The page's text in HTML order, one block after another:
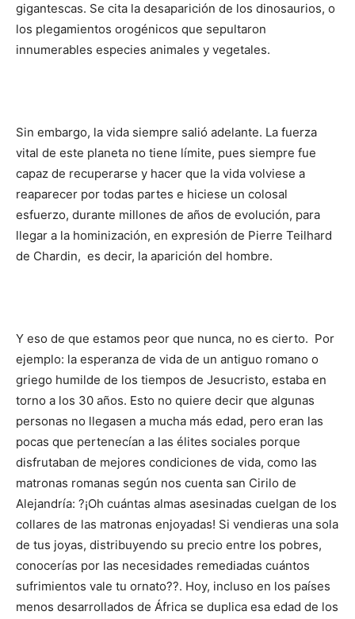
gigantescas. Se cita la desaparición de los dinosaurios, o
los plegamientos orogénicos que sepultaron
innumerables especies animales y vegetales.
Sin embargo, la vida siempre salió adelante. La fuerza
vital de este planeta no tiene límite, pues siempre fue
capaz de recuperarse y hacer que la vida volviese a
reaparecer por todas partes e hiciese un colosal
esfuerzo, durante millones de años de evolución, para
llegar a la hominización, en expresión de Pierre Teilhard
de Chardin, es decir, la aparición del hombre.
Y eso de que estamos peor que nunca, no es cierto. Por
ejemplo: la esperanza de vida de un antiguo romano o
griego humilde de los tiempos de Jesucristo, estaba en
torno a los 30 años. Esto no quiere decir que algunas
personas no llegasen a mucha más edad, pero eran las
pocas que pertenecían a las élites sociales porque
disfrutaban de mejores condiciones de vida, como las
matronas romanas según nos cuenta san Cirilo de
Alejandría: ?¡Oh cuántas almas asesinadas cuelgan de los
collares de las matronas enjoyadas! Si vendieras una sola
de tus joyas, distribuyendo su precio entre los pobres,
conocerías por las necesidades remediadas cuántos
sufrimientos vale tu ornato??. Hoy, incluso en los países
menos desarrollados de África se duplica esa edad de los